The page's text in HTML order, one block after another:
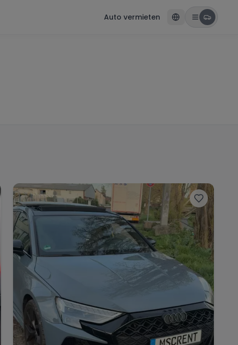
Auto vermieten